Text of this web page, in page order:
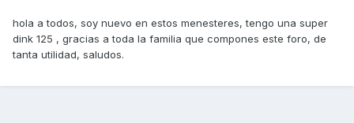
hola a todos, soy nuevo en estos menesteres, tengo una super
dink 125 , gracias a toda la familia que compones este foro, de
tanta utilidad, saludos.